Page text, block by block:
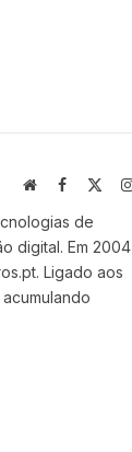
WebsiteFacebook
de
digital. Em 2004
Ligado aos